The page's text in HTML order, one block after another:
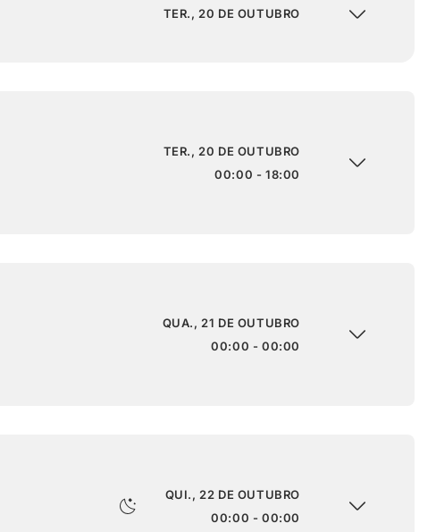
TER., 20 DE OUTUBRO
TER., 20 DE OUTUBRO
00:00 - 18:00
QUA., 21 DE OUTUBRO
00:00 - 00:00
QUI., 22 DE OUTUBRO
00:00 - 00:00